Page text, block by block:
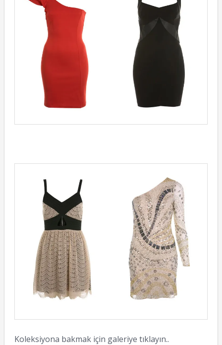
Koleksiyona bakmak için galeriye tıklayın..